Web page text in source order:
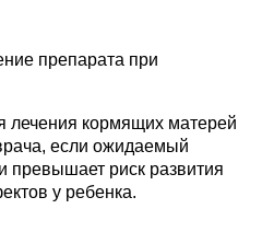
препарата при
лечения кормящих матерей
если ожидаемый
превышает риск развития
у ребенка.